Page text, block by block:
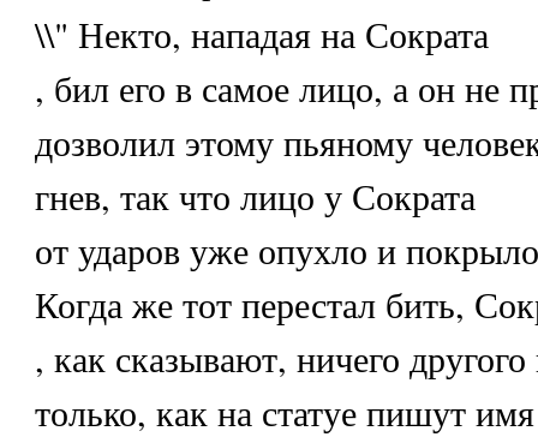
\\" Некто, нападая на Сократа
, бил его в самое лицо, а он не
дозволил этому пьяному
гнев, так что лицо у Сократа
от ударов уже опухло и
Когда же тот перестал бить,
, как сказывают, ничего другого
только, как на статуе пишут